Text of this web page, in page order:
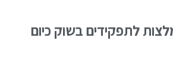
לתפקידים בשוק כיום